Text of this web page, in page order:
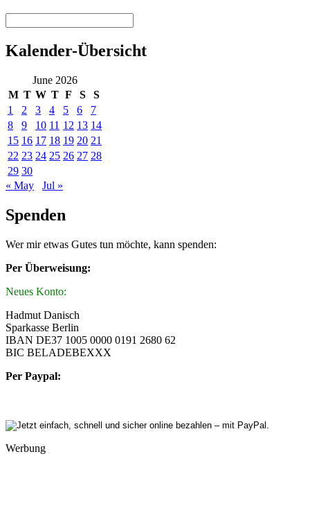
Kalender-Übersicht
June 2026
M T W T F S
S
1
2 3 4 5 6
7
8
9 10 11 12 13 14
15 16 17 18 19 20 21
22 23 24 25 26 27 28
29 30
« May
Jul »
Spenden
Wer mir etwas Gutes tun möchte, kann spenden:
Per Überweisung:
Neues Konto:
Hadmut Danisch
Sparkasse Berlin
IBAN DE37 1005 0000 0191 2680 62
BIC BELADEBEXXX
Per Paypal:
Werbung